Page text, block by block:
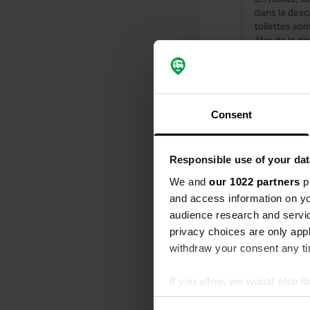
Consent
Responsible use of your
We and our 1022 partners
and access information on
audience research and
privacy choices are only
withdraw your consent any
If you allow, we would also
Collect information
dans la
toilettes
être de la
Quel
chaleureux
restaurants
usées ni
et celui-ci,
Traduit par
J'ai
Bel
calme et